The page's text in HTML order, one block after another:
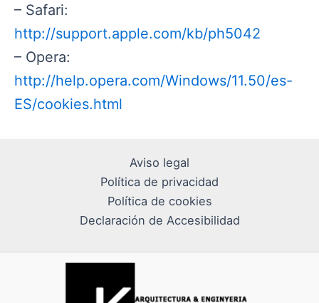
– Safari:
http://support.apple.com/kb/ph5042
– Opera:
http://help.opera.com/Windows/11.50/es-
ES/cookies.html
Aviso legal
Política de privacidad
Política de cookies
Declaración de Accesibilidad